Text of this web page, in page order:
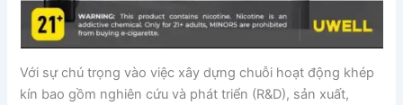
Với sự chú trọng vào việc xây dựng chuỗi hoạt động khép
kín bao gồm nghiên cứu và phát triển (R&D), sản xuất,